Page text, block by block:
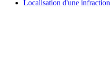
Localisation d'une infraction